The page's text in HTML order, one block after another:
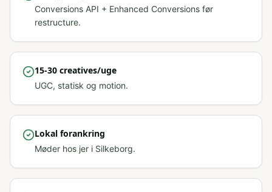
Conversions API + Enhanced Conversions før
restructure.
15-30 creatives/uge
UGC, statisk og motion.
Lokal forankring
Møder hos jer i Silkeborg.